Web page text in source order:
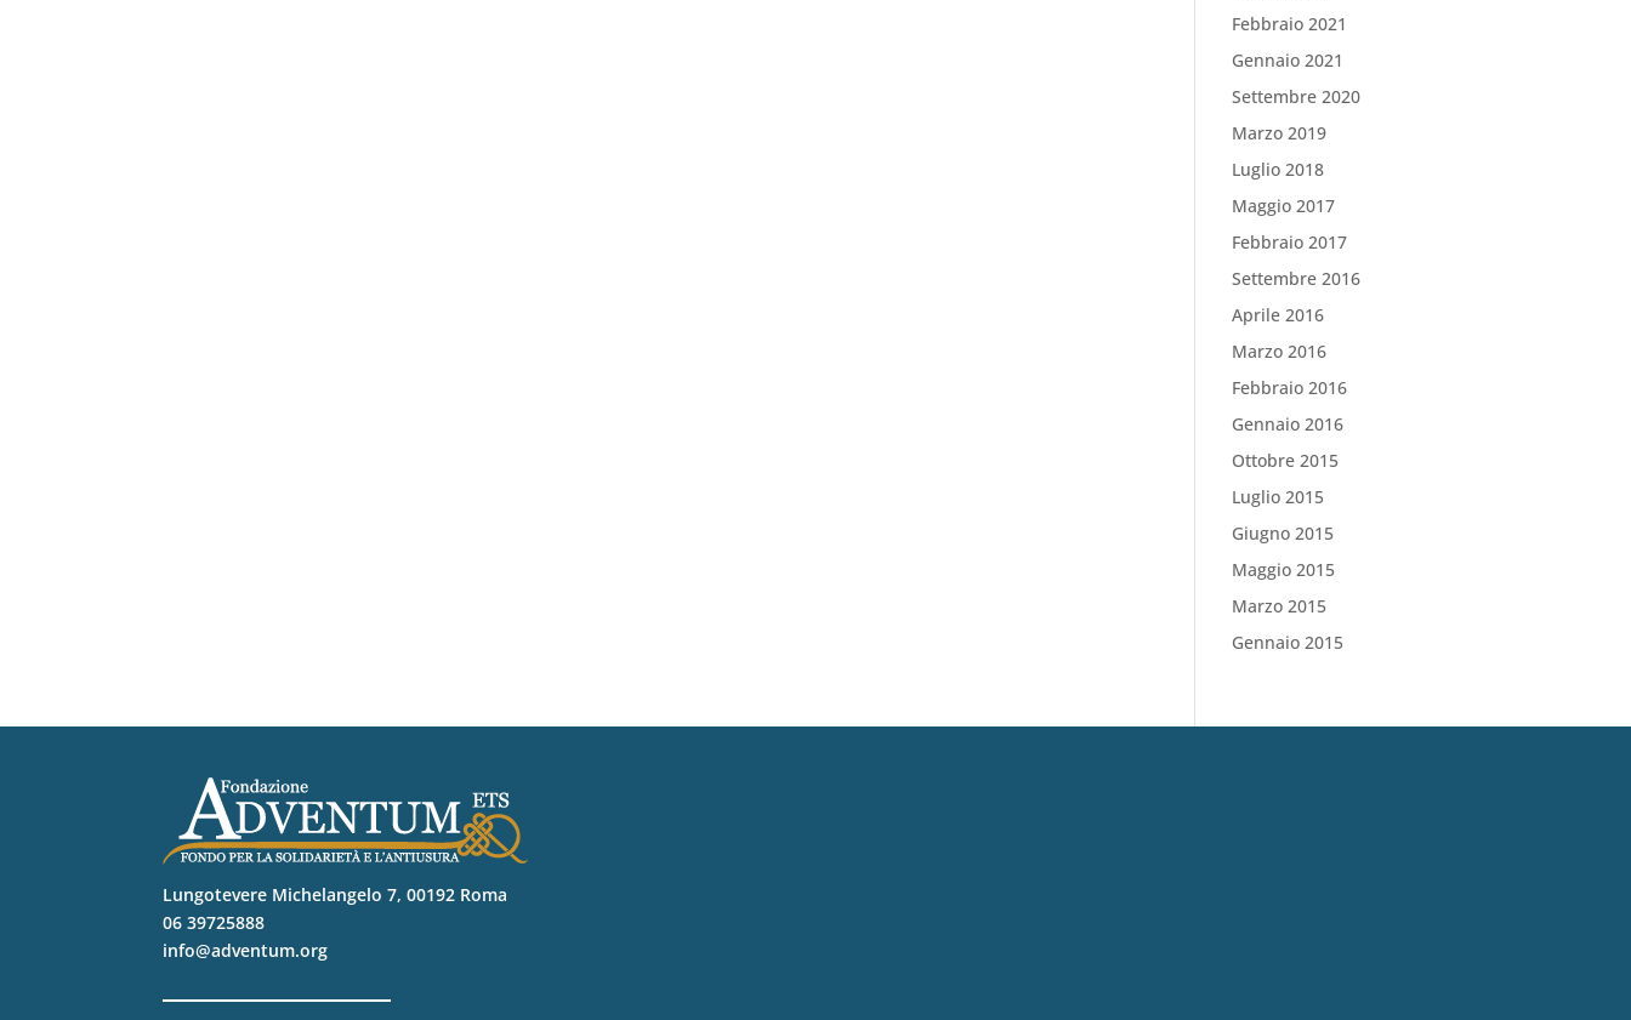
Febbraio 2021
Gennaio 2021
Settembre 2020
Marzo 2019
Luglio 2018
Maggio 2017
Febbraio 2017
Settembre 2016
Aprile 2016
Marzo 2016
Febbraio 2016
Gennaio 2016
Ottobre 2015
Luglio 2015
Giugno 2015
Maggio 2015
Marzo 2015
Gennaio 2015
Lungotevere Michelangelo 7, 00192 Roma
06 39725888
info@adventum.org